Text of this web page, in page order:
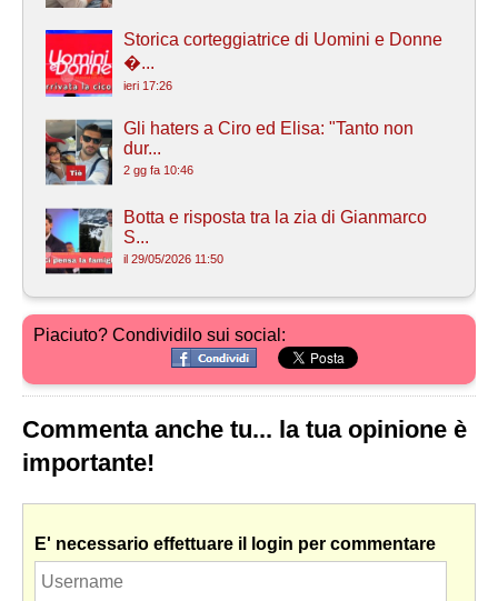
Storica corteggiatrice di Uomini e Donne
�...
ieri 17:26
Gli haters a Ciro ed Elisa: "Tanto non
dur...
2 gg fa 10:46
Botta e risposta tra la zia di Gianmarco
S...
il 29/05/2026 11:50
Piaciuto? Condividilo sui social:
Commenta anche tu... la tua opinione è
importante!
E' necessario effettuare il login per commentare